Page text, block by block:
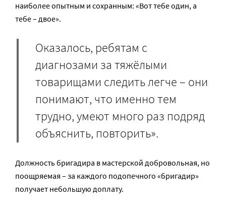
наиболее опытным и сохранным: «Вот тебе один, а
тебе – двое».
Оказалось, ребятам с
диагнозами за тяжёлыми
товарищами следить легче – они
понимают, что именно тем
трудно, умеют много раз подряд
объяснить, повторить».
Должность бригадира в мастерской добровольная, но
поощряемая – за каждого подопечного «бригадир»
получает небольшую доплату.